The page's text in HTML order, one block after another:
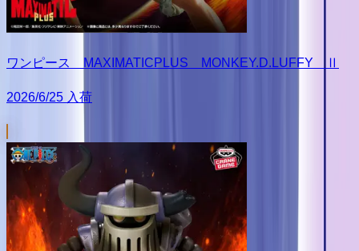
ワンピース MAXIMATICPLUS MONKEY.D.LUFFY Ⅱ
2026/6/25 入荷